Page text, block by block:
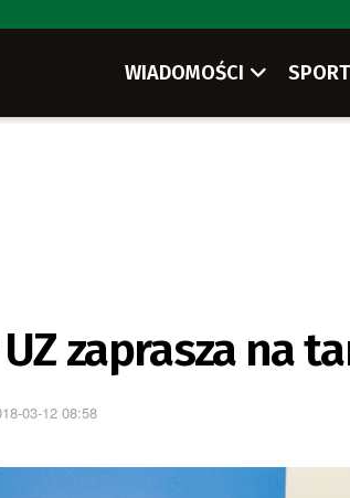
WIADOMOŚCI SPORT
zaprasza na
03-12 08:58